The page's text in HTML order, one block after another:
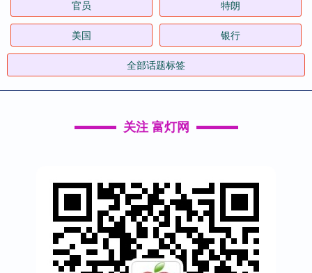
官员 特朗
美国 银行
全部话题标签
关注 富灯网